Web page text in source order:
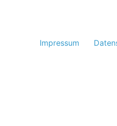
Impressum